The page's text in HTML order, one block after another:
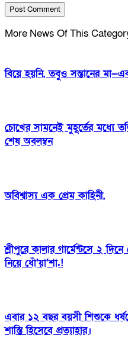
More News Of This
বিয়ে হয়নি, তবুও সন্তানের
চোখের সামনেই মুহূর্তের মধ্যে
শেষ অবলম্বন
অবিশ্বাস্য এক প্রেম কাহিনী,
শ্রীপুরে কালার গার্মেন্টসে ২
নিয়ে ধোঁ’য়া’শা.!
এবার ১২ বছর বয়সী শিশুকে
শাস্তি হিসেবে প্রত্যাহার।